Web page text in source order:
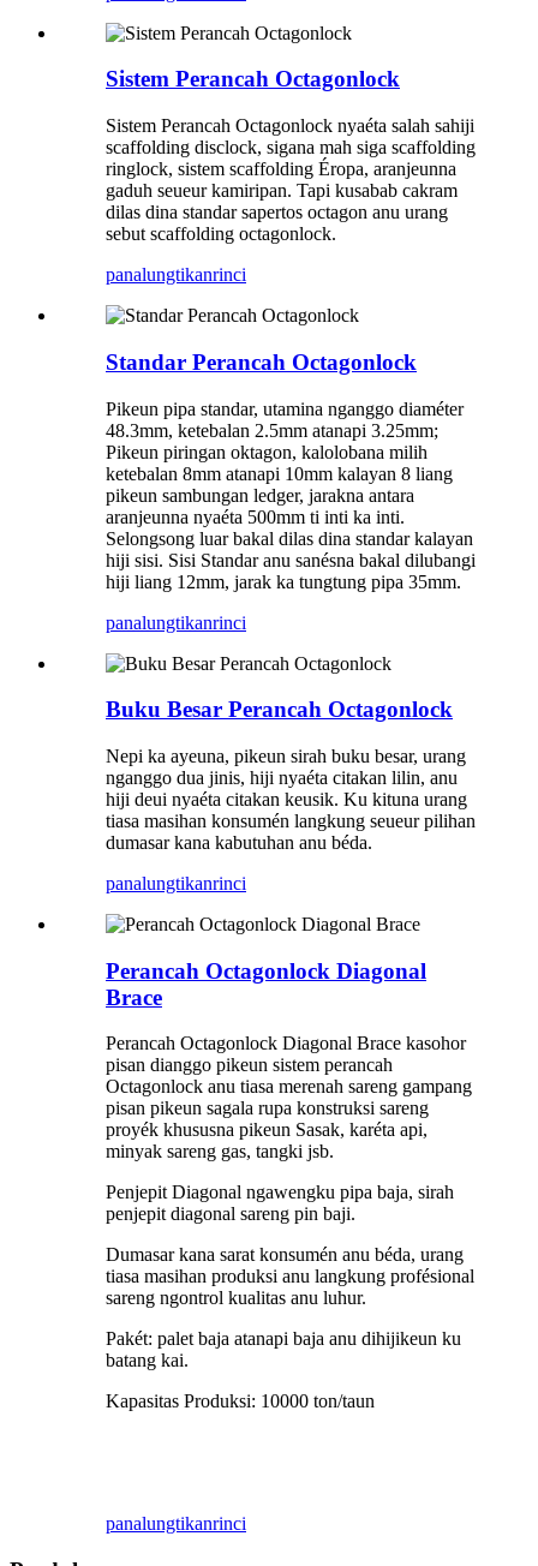
Sistem Perancah Octagonlock
Sistem Perancah Octagonlock nyaéta salah sahiji
scaffolding disclock, sigana mah siga scaffolding
ringlock, sistem scaffolding Éropa, aranjeunna
gaduh seueur kamiripan. Tapi kusabab cakram
dilas dina standar sapertos octagon anu urang
sebut scaffolding octagonlock.
panalungtikanrinci
Standar Perancah Octagonlock
Pikeun pipa standar, utamina nganggo diaméter
48.3mm, ketebalan 2.5mm atanapi 3.25mm;
Pikeun piringan oktagon, kalolobana milih
ketebalan 8mm atanapi 10mm kalayan 8 liang
pikeun sambungan ledger, jarakna antara
aranjeunna nyaéta 500mm ti inti ka inti.
Selongsong luar bakal dilas dina standar kalayan
hiji sisi. Sisi Standar anu sanésna bakal dilubangi
hiji liang 12mm, jarak ka tungtung pipa 35mm.
panalungtikanrinci
Buku Besar Perancah Octagonlock
Nepi ka ayeuna, pikeun sirah buku besar, urang
nganggo dua jinis, hiji nyaéta citakan lilin, anu
hiji deui nyaéta citakan keusik. Ku kituna urang
tiasa masihan konsumén langkung seueur pilihan
dumasar kana kabutuhan anu béda.
panalungtikanrinci
Perancah Octagonlock Diagonal
Brace
Perancah Octagonlock Diagonal Brace kasohor
pisan dianggo pikeun sistem perancah
Octagonlock anu tiasa merenah sareng gampang
pisan pikeun sagala rupa konstruksi sareng
proyék khususna pikeun Sasak, karéta api,
minyak sareng gas, tangki jsb.
Penjepit Diagonal ngawengku pipa baja, sirah
penjepit diagonal sareng pin baji.
Dumasar kana sarat konsumén anu béda, urang
tiasa masihan produksi anu langkung profésional
sareng ngontrol kualitas anu luhur.
Pakét: palet baja atanapi baja anu dihijikeun ku
batang kai.
Kapasitas Produksi: 10000 ton/taun
panalungtikanrinci